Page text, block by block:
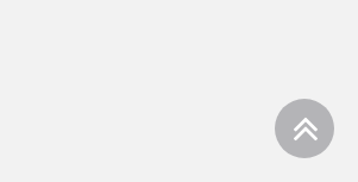
גלילה
לראש